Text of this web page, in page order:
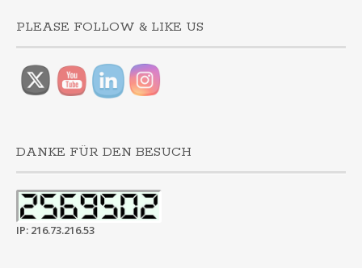
PLEASE FOLLOW & LIKE US
DANKE FÜR DEN BESUCH
IP: 216.73.216.53